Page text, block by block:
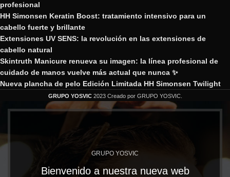
profesional
HH Simonsen Keratin Boost: tratamiento intensivo para un
cabello fuerte y brillante
Extensiones UV SENS: la revolución en las extensiones de
cabello natural
Skintruth Manicure renueva su imagen: la línea profesional de
cuidado de manos vuelve más actual que nunca ✨
Nueva plancha de pelo Edición Limitada HH Simonsen Twilight
GRUPO YOSVIC 2023 Creado por GRUPO YOSVIC.
GRUPO YOSVIC
Bienvenido a nuestra nueva web